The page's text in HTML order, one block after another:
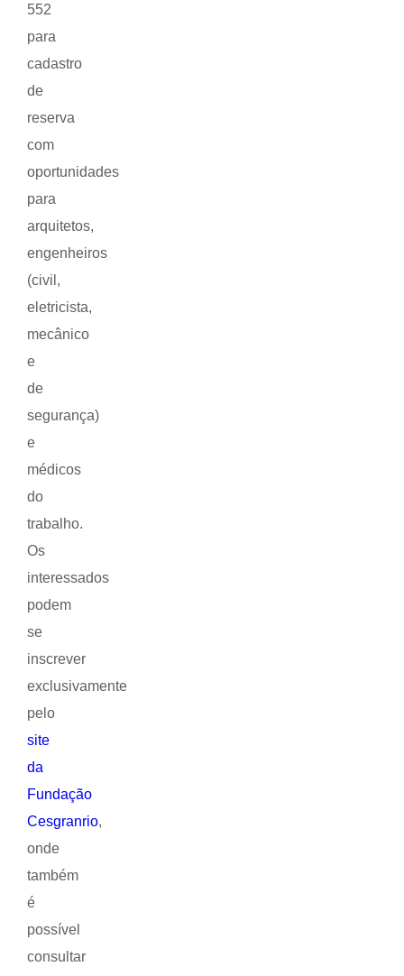
552
para
cadastro
de
reserva
com
oportunidades
para
arquitetos,
engenheiros
(civil,
eletricista,
mecânico
e
de
segurança)
e
médicos
do
trabalho.
Os
interessados
podem
se
inscrever
exclusivamente
pelo
site
da
Fundação
Cesgranrio,
onde
também
é
possível
consultar